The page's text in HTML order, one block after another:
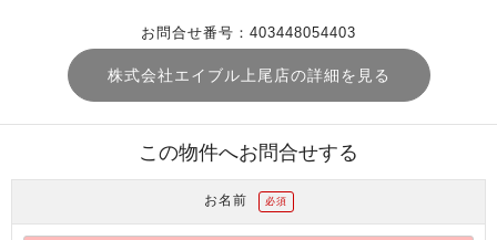
お問合せ番号：403448054403
株式会社エイブル上尾店の詳細を見る
この物件へお問合せする
お名前 必須